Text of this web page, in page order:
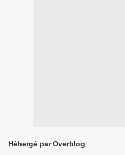
Hébergé par Overblog